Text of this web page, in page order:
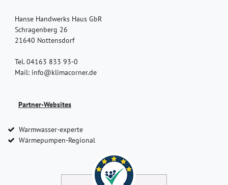
Hanse Handwerks Haus GbR
Schragenberg 26
21640 Nottensdorf
Tel. 04163 833 93-0
Mail: info@klimacorner.de
Partner-Websites
Warmwasser-experte
Wärmepumpen-Regional